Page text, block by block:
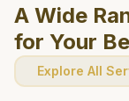
A Wide
for Your
Explore All